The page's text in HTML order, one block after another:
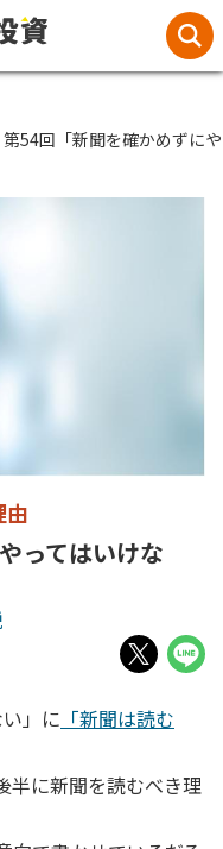
54回「新聞を確かめずにや
由
ってはいけな
」に 「新聞は読む
半に新聞を読むべき理